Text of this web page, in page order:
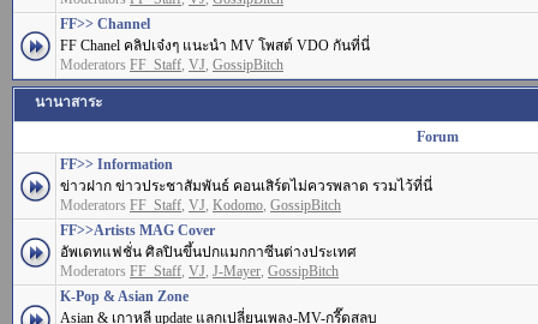
FF>> Channel
FF Chanel คลิปเจ๋งๆ แนะนำ MV โพสต์ VDO กันที่นี่
Moderators FF_Staff, VJ, GossipBitch
นานาสาระ
Forum
FF>> Information
ข่าวฝาก ข่าวประชาสัมพันธ์ คอนเสิร์ตไม่ควรพลาด รวมไว้ที่นี่
Moderators FF_Staff, VJ, Kodomo, GossipBitch
FF>>Artists MAG Cover
อัพเดทแฟชั่น ศิลปินขึ้นปกแมกกาซีนต่างประเทศ
Moderators FF_Staff, VJ, J-Mayer, GossipBitch
K-Pop & Asian Zone
Asian & เกาหลี update แลกเปลี่ยนเพลง-MV-กรี๊ดสลบ